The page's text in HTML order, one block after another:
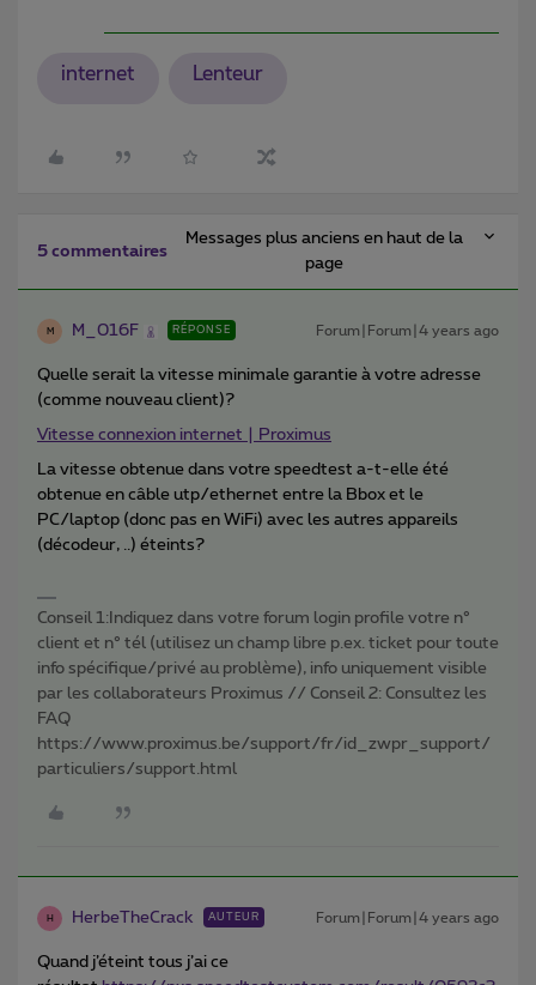
internet Lenteur
5 commentaires
Messages plus anciens en haut de la
page
M M_016F RÉPONSE Forum|Forum|4 years ago
Quelle serait la vitesse minimale garantie à votre adresse
(comme nouveau client)?
Vitesse connexion internet | Proximus
La vitesse obtenue dans votre speedtest a-t-elle été
obtenue en câble utp/ethernet entre la Bbox et le
PC/laptop (donc pas en WiFi) avec les autres appareils
(décodeur, ..) éteints?
Conseil 1:Indiquez dans votre forum login profile votre n°
client et n° tél (utilisez un champ libre p.ex. ticket pour toute
info spécifique/privé au problème), info uniquement visible
par les collaborateurs Proximus // Conseil 2: Consultez les
FAQ
https://www.proximus.be/support/fr/id_zwpr_support/
particuliers/support.html
H HerbeTheCrack AUTEUR Forum|Forum|4 years ago
Quand j’éteint tous j’ai ce